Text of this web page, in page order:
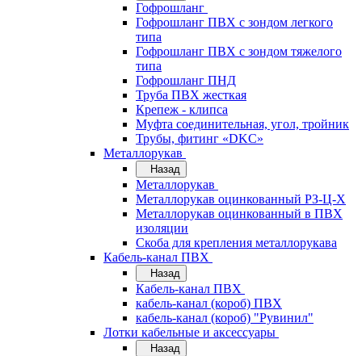
Гофрошланг
Гофрошланг ПВХ с зондом легкого
типа
Гофрошланг ПВХ с зондом тяжелого
типа
Гофрошланг ПНД
Труба ПВХ жесткая
Крепеж - клипса
Муфта соединительная, угол, тройник
Трубы, фитинг «DKC»
Металлорукав
Назад
Металлорукав
Металлорукав оцинкованный РЗ-Ц-Х
Металлорукав оцинкованный в ПВХ
изоляции
Скоба для крепления металлорукава
Кабель-канал ПВХ
Назад
Кабель-канал ПВХ
кабель-канал (короб) ПВХ
кабель-канал (короб) "Рувинил"
Лотки кабельные и аксессуары
Назад